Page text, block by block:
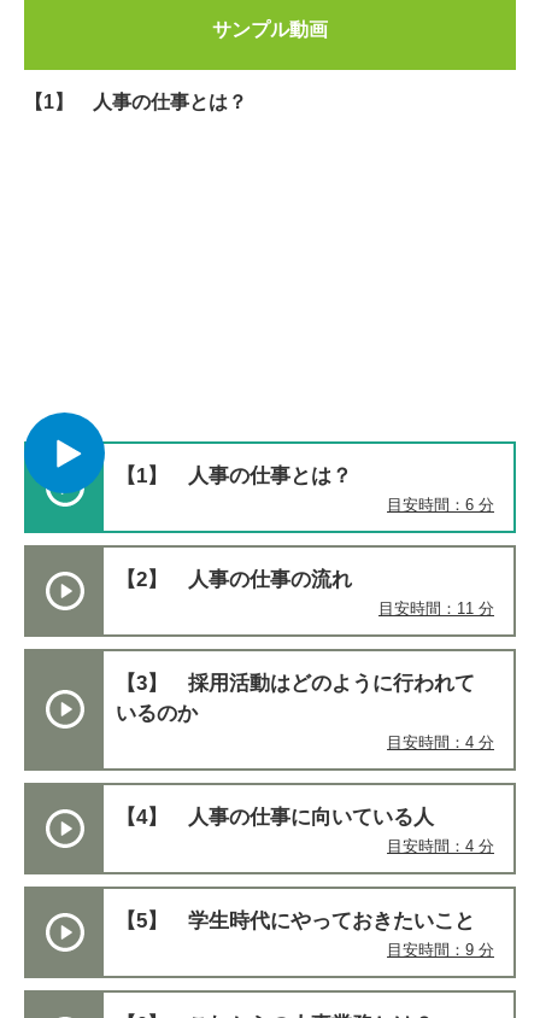
【1】 人事の仕事とは？
目安時間：6 分
【2】 人事の仕事の流れ
目安時間：11 分
【3】 採用活動はどのように行われて
いるのか
目安時間：4 分
【4】 人事の仕事に向いている人
目安時間：4 分
【5】 学生時代にやっておきたいこと
目安時間：9 分
サンプル動画
【1】 人事の仕事とは？